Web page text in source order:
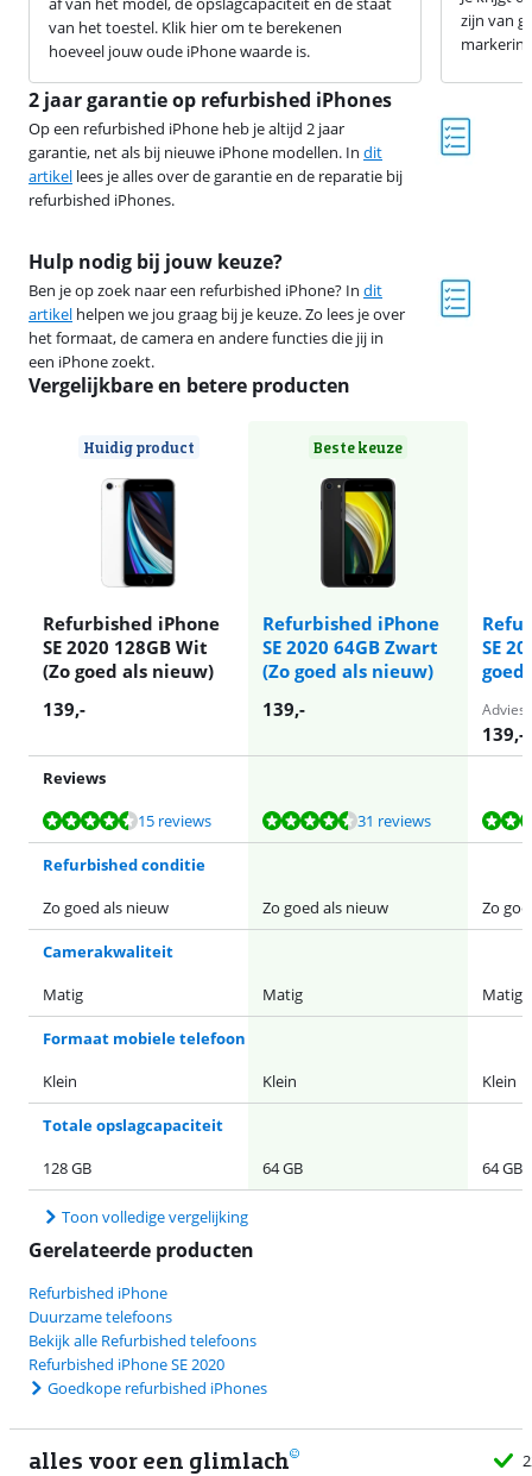
van het toestel. Klik hier om te berekenen
hoeveel jouw oude iPhone waarde is.
zijn van
Hulp nodig bij jouw keuze?
Ben je op zoek naar een refurbished iPhone? In dit
artikel helpen we jou graag bij je keuze. Zo lees je over
het formaat, de camera en andere functies die jij in
een iPhone zoekt.
2 jaar garantie op refurbished iPhones
Op een refurbished iPhone heb je altijd 2 jaar
garantie, net als bij nieuwe iPhone modellen. In dit
artikel lees je alles over de garantie en de reparatie bij
refurbished iPhones.
Vergelijkbare en betere producten
Huidig product
Refurbished iPhone
SE 2020 128GB Wit
(Zo goed als nieuw)
Beste keuze
Refurbished iPhone
SE 2020 64GB Zwart
(Zo goed als nieuw)
SE
goed
139,- 139,-
139,-
Reviews
Beoordeling is 9,2 van de 10, gebaseerd op 15 reviews.
15 reviews
Beoordeling is 9,2 van de 10, gebaseerd op 31 reviews.31 reviews
Beoordeling is 8,1 van de 10, gebaseerd op 14 reviews.
Beoordeling is 8,3 van de 10, gebaseerd op 4 reviews.
Refurbished conditie
Zo goed als nieuw
Zo goed als nieuw Zo
Camerakwaliteit
Matig
Matig Matig
Formaat mobiele telefoon
Klein
Klein Klein
Totale opslagcapaciteit
128 GB
64 GB 64 GB
Toon volledige vergelijking
Gerelateerde producten
Refurbished iPhone
Duurzame telefoons
Bekijk alle Refurbished telefoons
Refurbished iPhone SE 2020
Goedkope refurbished iPhones
alles voor een glimlach